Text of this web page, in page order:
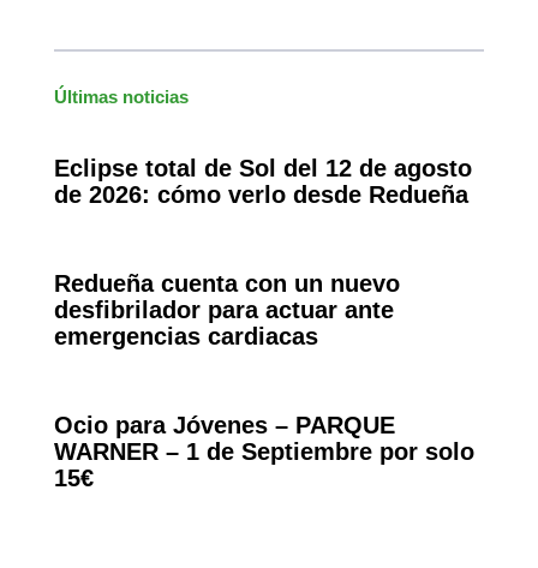
Últimas noticias
Eclipse total de Sol del 12 de agosto
de 2026: cómo verlo desde Redueña
Redueña cuenta con un nuevo
desfibrilador para actuar ante
emergencias cardiacas
Ocio para Jóvenes – PARQUE
WARNER – 1 de Septiembre por solo
15€